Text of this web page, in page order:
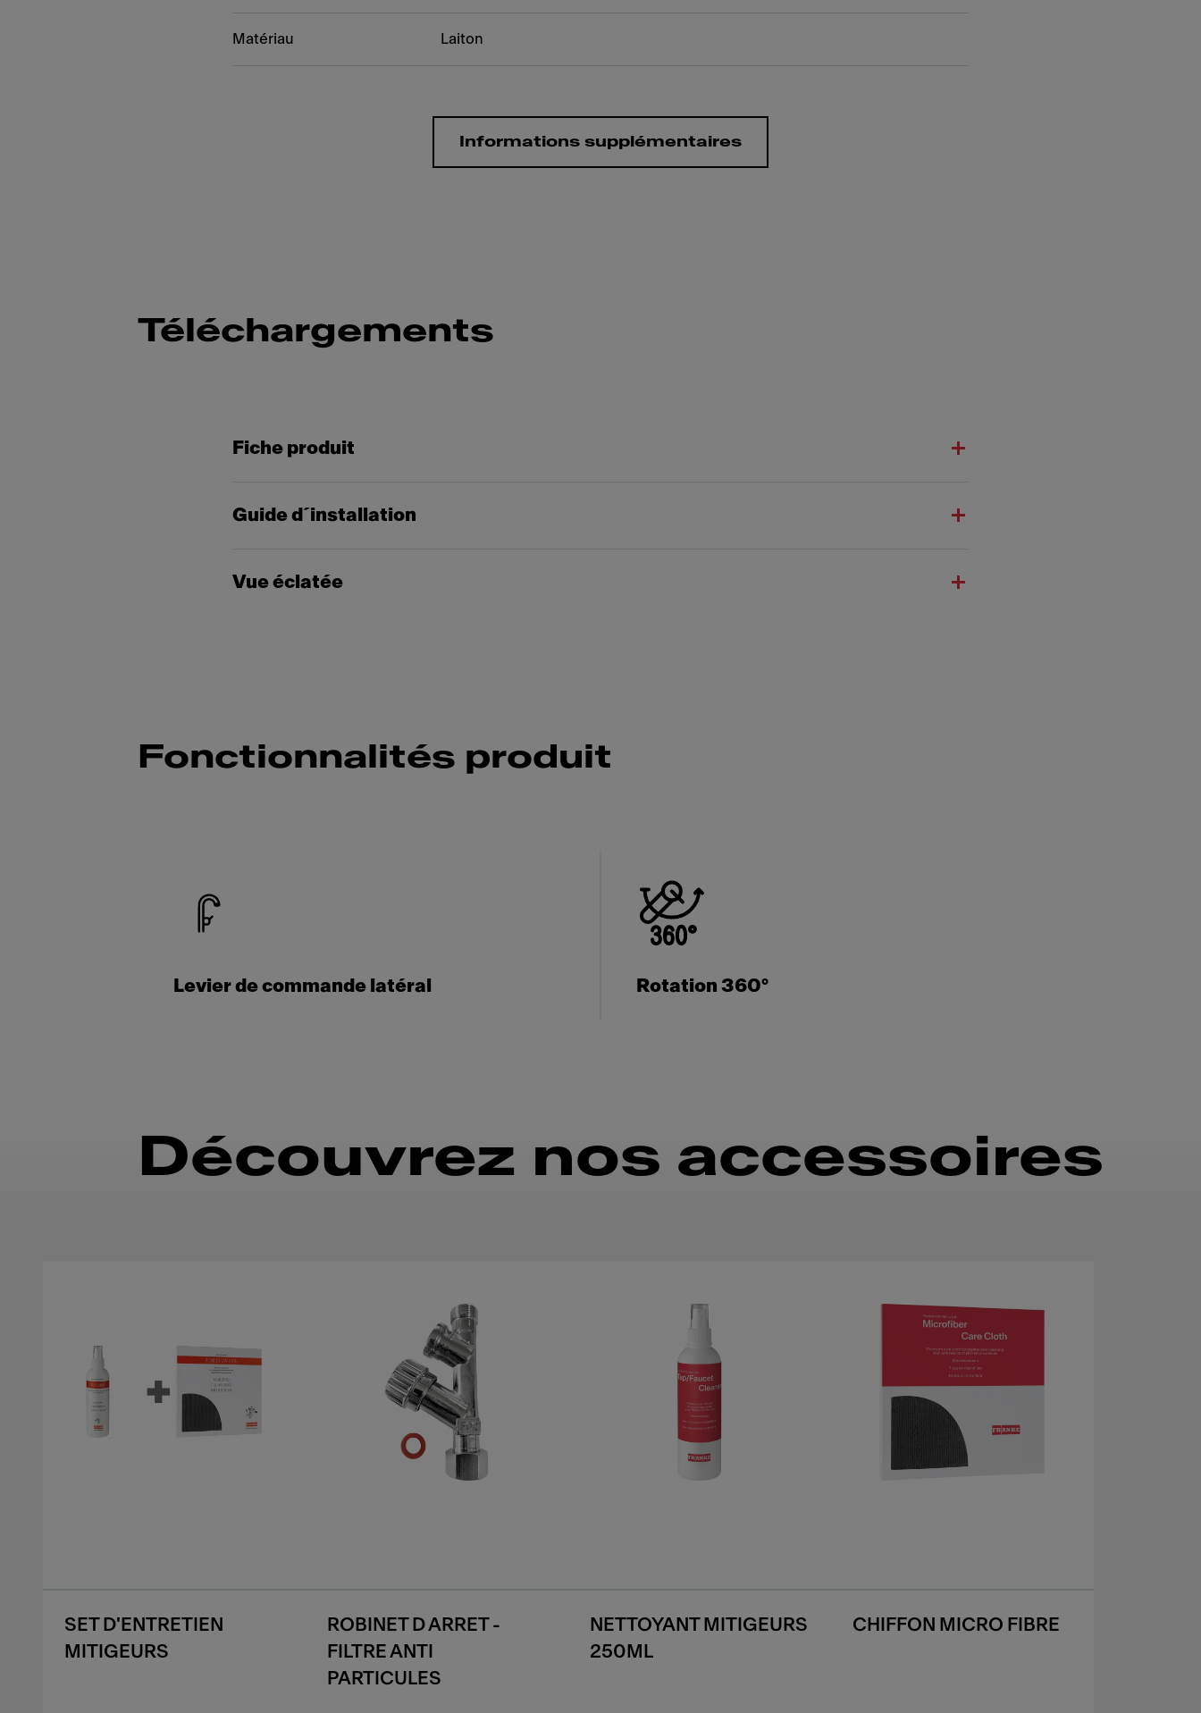
Matériau Laiton
Informations supplémentaires
Téléchargements
Fiche produit
Guide d´installation
Vue éclatée
Fonctionnalités produit
Levier de commande latéral Rotation 360°
Découvrez nos accessoires
SET D'ENTRETIEN
MITIGEURS
ROBINET D ARRET -
FILTRE ANTI
PARTICULES
NETTOYANT MITIGEURS
250ML
CHIFFON MICRO FIBRE